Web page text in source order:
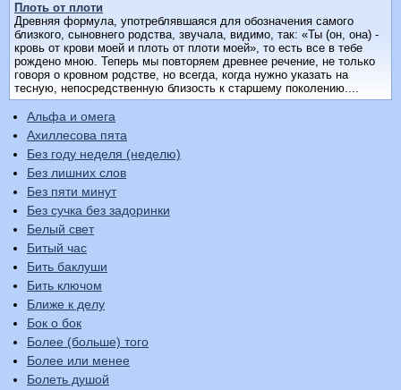
Плоть от плоти
Древняя формула, употреблявшаяся для обозначения самого
близкого, сыновнего родства, звучала, видимо, так: «Ты (он, она) -
кровь от крови моей и плоть от плоти моей», то есть все в тебе
рождено мною. Теперь мы повторяем древнее речение, не только
говоря о кровном родстве, но всегда, когда нужно указать на
тесную, непосредственную близость к старшему поколению....
Альфа и омега
Ахиллесова пята
Без году неделя (неделю)
Без лишних слов
Без пяти минут
Без сучка без задоринки
Белый свет
Битый час
Бить баклуши
Бить ключом
Ближе к делу
Бок о бок
Более (больше) того
Более или менее
Болеть душой